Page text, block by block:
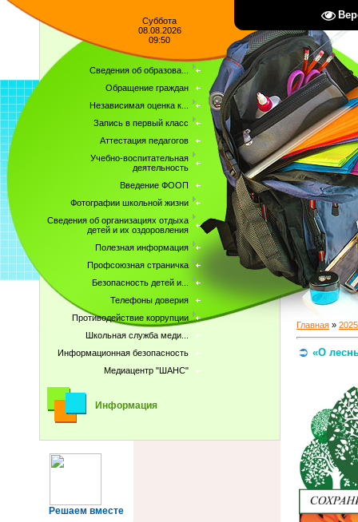
Суббота
08.08.2026
09:50
Сведения об образова...
Обращение граждан
Независимая оценка к...
Запись в первый класс
Аттестация педагогов
Учебно-воспитательная
деятельность
Введение ФООП
Фотографии школьной жизни
Сведения об организациях отдыха
детей и их оздоровления
Полезная информация
Профсоюзная страничка
Безопасность детей и...
Телефоны доверия
Противодействие коррупции
Школьная служба меди...
Информационная безопасность
Медиацентр "ШАНС"
Информация
Решаем вместе
Главная » 2025
«О